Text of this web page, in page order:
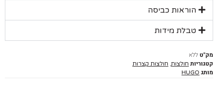
הוראות כביסה
טבלת מידות
ללא
חולצות ,חולצות קצרות
HUGO